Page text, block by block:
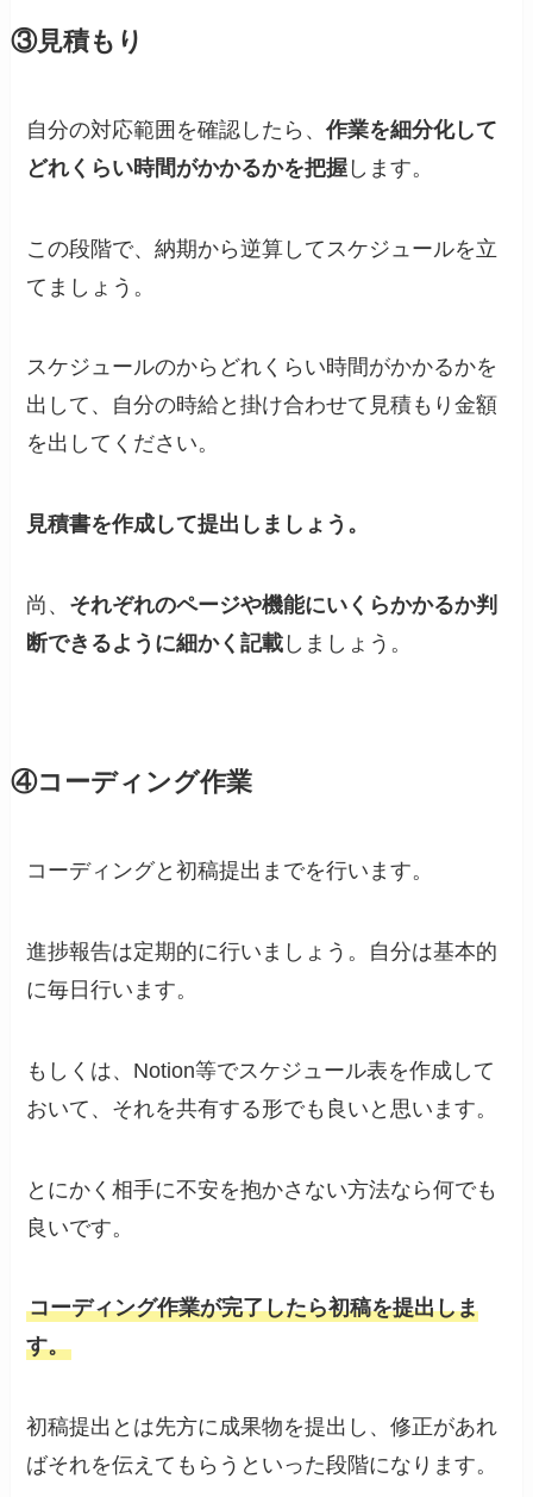
③見積もり
自分の対応範囲を確認したら、作業を細分化して
どれくらい時間がかかるかを把握 します。
この段階で、納期から逆算してスケジュールを立
てましょう。
スケジュールのからどれくらい時間がかかるかを
出して、自分の時給と掛け合わせて見積もり金額
を出してください。
見積書を作成して提出しましょう。
尚、 それぞれのページや機能にいくらかかるか判
断できるように細かく記載 しましょう。
④コーディング作業
コーディングと初稿提出までを行います。
進捗報告は定期的に行いましょう。自分は基本的
に毎日行います。
もしくは、Notion等でスケジュール表を作成して
おいて、それを共有する形でも良いと思います。
とにかく相手に不安を抱かさない方法なら何でも
良いです。
コーディング作業が完了したら初稿を提出しま
す。
初稿提出とは先方に成果物を提出し、修正があれ
ばそれを伝えてもらうといった段階になります。